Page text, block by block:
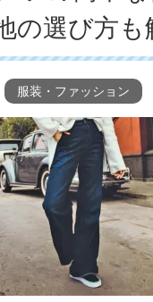
の選び方も
服装・ファッション